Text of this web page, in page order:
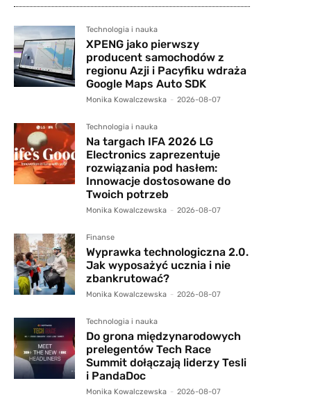
Technologia i nauka
XPENG jako pierwszy
producent samochodów z
regionu Azji i Pacyfiku wdraża
Google Maps Auto SDK
Monika Kowalczewska - 2026-08-07
Technologia i nauka
Na targach IFA 2026 LG
Electronics zaprezentuje
rozwiązania pod hasłem:
Innowacje dostosowane do
Twoich potrzeb
Monika Kowalczewska - 2026-08-07
Finanse
Wyprawka technologiczna 2.0.
Jak wyposażyć ucznia i nie
zbankrutować?
Monika Kowalczewska - 2026-08-07
Technologia i nauka
Do grona międzynarodowych
prelegentów Tech Race
Summit dołączają liderzy Tesli
i PandaDoc
Monika Kowalczewska - 2026-08-07